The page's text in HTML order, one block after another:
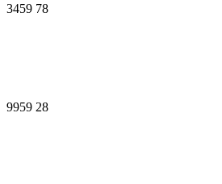
3459 78
9959 28